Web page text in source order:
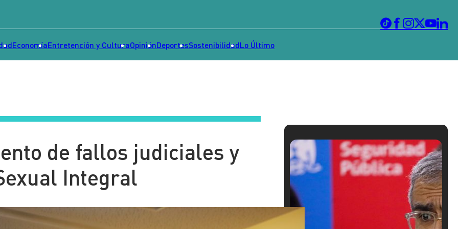
EconomíaEntretención y CulturaOpiniónDeportesSostenibilidadLo Último
de fallos judiciales y
Integral